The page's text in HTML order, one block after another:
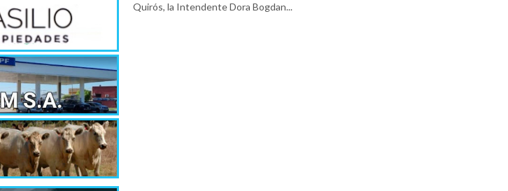
Quirós, la Intendente Dora Bogdan...